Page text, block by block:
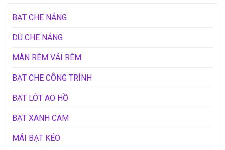
BẠT CHE NẮNG
DÙ CHE NẮNG
MÀN RÈM VẢI RÈM
BẠT CHE CÔNG TRÌNH
BẠT LÓT AO HỒ
BẠT XANH CAM
MÁI BẠT KÉO